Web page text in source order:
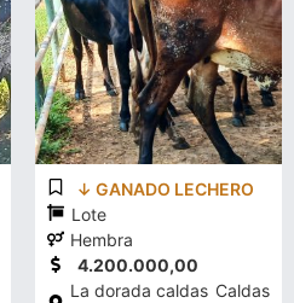
↓ GANADO LECHERO
Lote
Hembra
4.200.000,00
La dorada caldas Caldas